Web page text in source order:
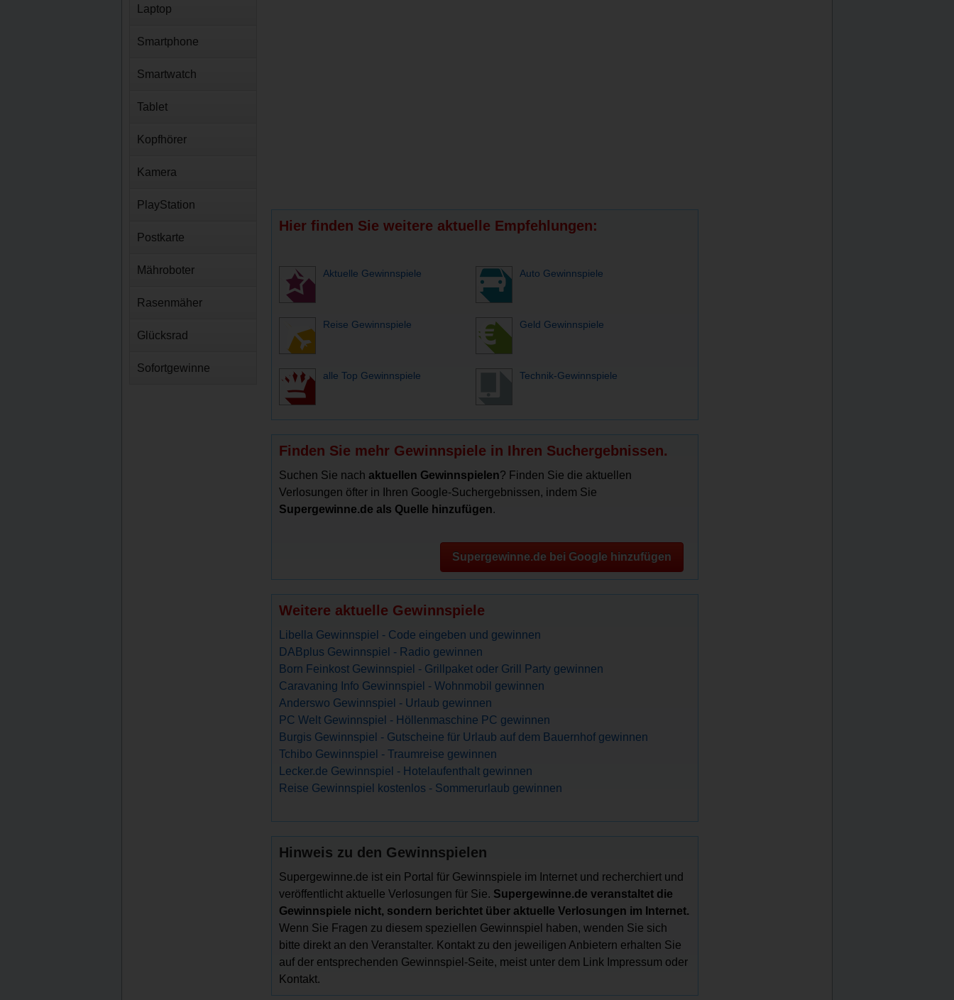
Hier finden Sie weitere aktuelle Empfehlungen:
Aktuelle Gewinnspiele Auto Gewinnspiele
Reise Gewinnspiele Geld Gewinnspiele
alle Top Gewinnspiele Technik-Gewinnspiele
Finden Sie mehr Gewinnspiele in Ihren Suchergebnissen.
Suchen Sie nach aktuellen Gewinnspielen? Finden Sie die aktuellen
Verlosungen öfter in Ihren Google-Suchergebnissen, indem Sie
Supergewinne.de als Quelle hinzufügen.
Supergewinne.de bei Google hinzufügen
Weitere aktuelle Gewinnspiele
Libella Gewinnspiel - Code eingeben und gewinnen
DABplus Gewinnspiel - Radio gewinnen
Born Feinkost Gewinnspiel - Grillpaket oder Grill Party gewinnen
Caravaning Info Gewinnspiel - Wohnmobil gewinnen
Anderswo Gewinnspiel - Urlaub gewinnen
PC Welt Gewinnspiel - Höllenmaschine PC gewinnen
Burgis Gewinnspiel - Gutscheine für Urlaub auf dem Bauernhof gewinnen
Tchibo Gewinnspiel - Traumreise gewinnen
Lecker.de Gewinnspiel - Hotelaufenthalt gewinnen
Reise Gewinnspiel kostenlos - Sommerurlaub gewinnen
Hinweis zu den Gewinnspielen
Supergewinne.de ist ein Portal für Gewinnspiele im Internet und recherchiert und
veröffentlicht aktuelle Verlosungen für Sie. Supergewinne.de veranstaltet die
Gewinnspiele nicht, sondern berichtet über aktuelle Verlosungen im Internet.
Wenn Sie Fragen zu diesem speziellen Gewinnspiel haben, wenden Sie sich
bitte direkt an den Veranstalter. Kontakt zu den jeweiligen Anbietern erhalten Sie
auf der entsprechenden Gewinnspiel-Seite, meist unter dem Link Impressum oder
Kontakt.
Laptop
Smartphone
Smartwatch
Tablet
Kopfhörer
Kamera
PlayStation
Postkarte
Mähroboter
Rasenmäher
Glücksrad
Sofortgewinne